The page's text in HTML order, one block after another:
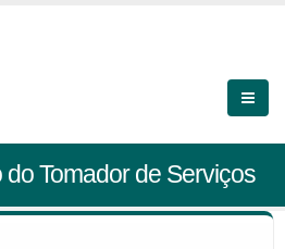
Tomador de Serviços